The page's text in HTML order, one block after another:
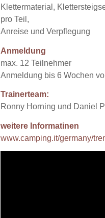
Klettermaterial,
pro Teil,
Anreise und Verpflegung
Anmeldung
max. 12 Teilnehmer
Anmeldung bis 6 Wochen
Trainerteam:
Ronny Horning und Daniel
weitere Informatinen
www.camping.it/germany/